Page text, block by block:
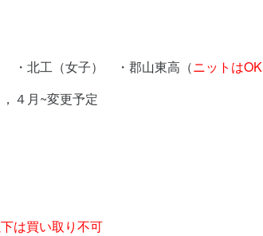
北工（女子） ・郡山東高（ニットはOK
４月~変更予定
は買い取り不可